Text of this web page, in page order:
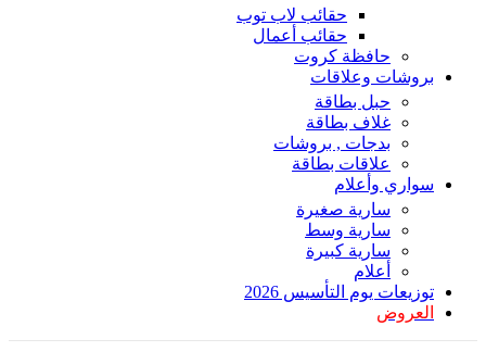
حقائب لاب توب
حقائب أعمال
حافظة كروت
بروشات وعلاقات
حبل بطاقة
غلاف بطاقة
بدجات , بروشات
علاقات بطاقة
سواري وأعلام
سارية صغيرة
سارية وسط
سارية كبيرة
أعلام
توزيعات يوم التأسيس 2026
العروض